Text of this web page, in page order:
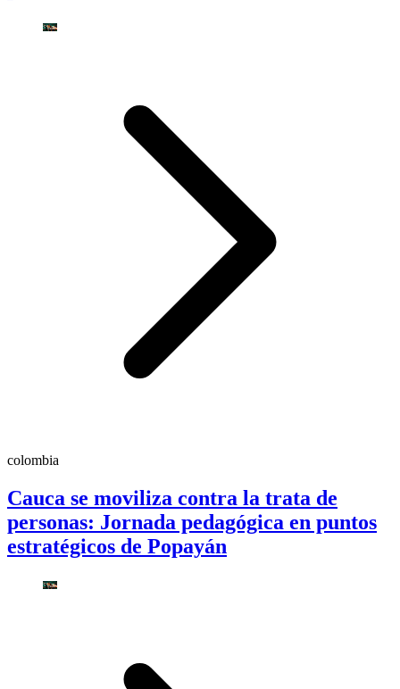
colombia
Cauca se moviliza contra la trata de
personas: Jornada pedagógica en puntos
estratégicos de Popayán